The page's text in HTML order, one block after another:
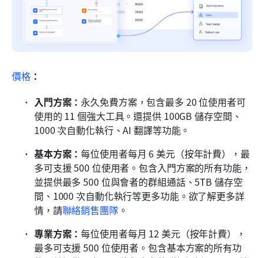
價格：
入門方案： 永久免費方案，包含最多 20 位使用者可
使用的 11 個強大工具。還提供 100GB 儲存空間、
1000 次自動化執行、AI 翻譯等功能。
基本方案：每位使用者每月 6 美元（按年計費），最
多可支援 500 位使用者。包含入門方案的所有功能，
並提供最多 500 位與會者的群組通話、5TB 儲存空
間、1000 次自動化執行等更多功能。欲了解更多詳
情，請聯絡銷售團隊。
專業方案：每位使用者每月 12 美元（按年計費），
最多可支援 500 位使用者。包含基本方案的所有功